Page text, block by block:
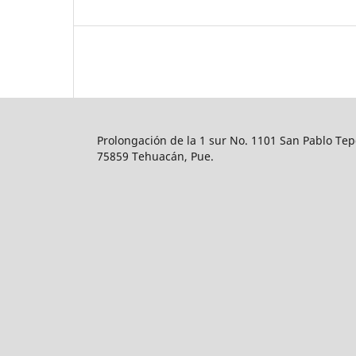
Prolongación de la 1 sur No. 1101 San Pablo
75859 Tehuacán, Pue.